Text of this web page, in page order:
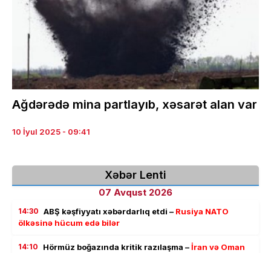
Ağdərədə mina partlayıb, xəsarət alan var
10 İyul 2025 - 09:41
Xəbər Lenti
07 Avqust 2026
14:30 ABŞ kəşfiyyatı xəbərdarlıq etdi – Rusiya NATO
ölkəsinə hücum edə bilər
14:10 Hörmüz boğazında kritik razılaşma –İran və Oman